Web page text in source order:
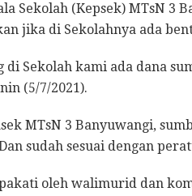
Sekolah (Kepsek) MTsN
jika di Sekolahnya ada
di Sekolah kami ada dana
(5/7/2021).
MTsN 3 Banyuwangi,
sudah sesuai dengan
oleh walimurid dan